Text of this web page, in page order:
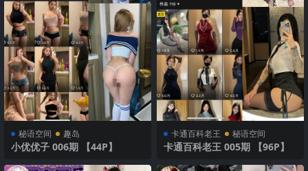
秘语空间 趣岛
小优优子 006期 【44P】
卡通百科老王 秘语空间
卡通百科老王 005期 【96P】